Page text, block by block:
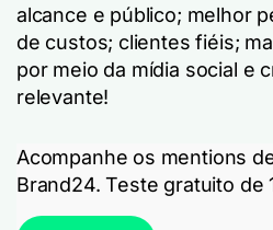
alcance e público; melhor
de custos; clientes fiéis;
por meio da mídia social e
relevante!
Acompanhe os mentions
Brand24. Teste gratuito de